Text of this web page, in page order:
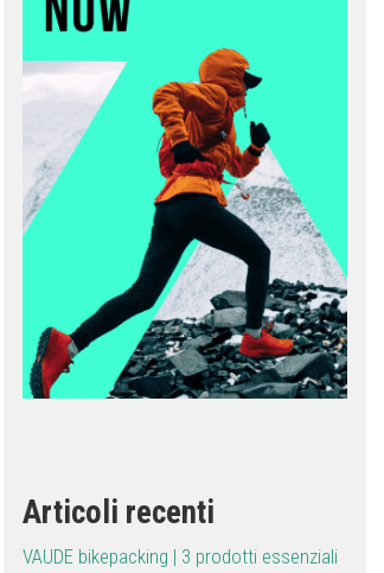
Articoli recenti
VAUDE bikepacking | 3 prodotti essenziali